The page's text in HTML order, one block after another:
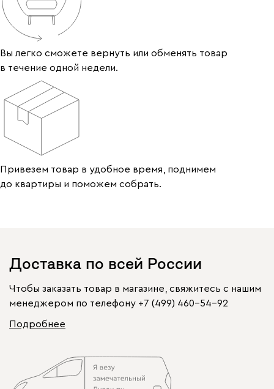
Вы легко сможете вернуть или обменять товар
в течение одной недели.
Привезем товар в удобное время, поднимем
до квартиры и поможем собрать.
Доставка по всей России
Чтобы заказать товар в магазине, свяжитесь с нашим
менеджером по телефону +7 (499) 460-54-92
Подробнее